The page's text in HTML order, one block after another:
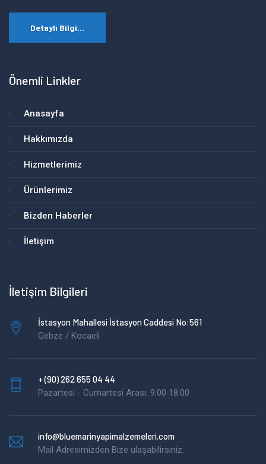
Detaylı Bilgi...
Önemli Linkler
Anasayfa
Hakkımızda
Hizmetlerimiz
Ürünlerimiz
Bizden Haberler
İletişim
İletişim Bilgileri
İstasyon Mahallesi İstasyon Caddesi No:561
Gebze / Kocaeli
+ (90) 262 655 04 44
Pazartesi - Cumartesi Arası: 9:00 18:00
info@bluemarinyapimalzemeleri.com
Mail Adresimizden Bize ulaşabilirsiniz.